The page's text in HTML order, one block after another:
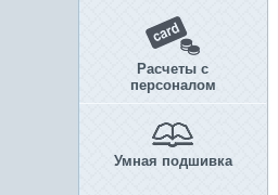
Расчеты с
персоналом
Умная подшивка